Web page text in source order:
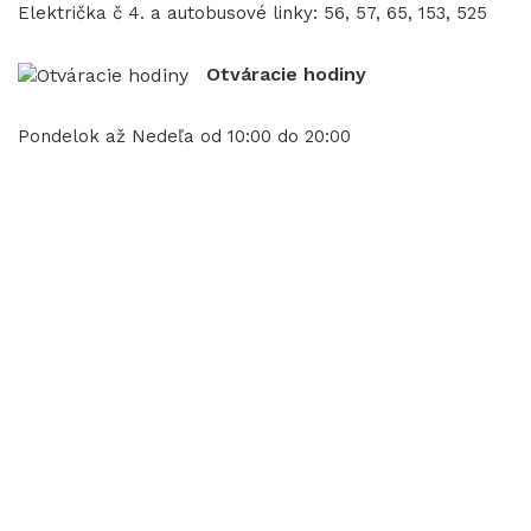
Električka č 4. a autobusové linky: 56, 57, 65, 153, 525
Otváracie hodiny
Pondelok až Nedeľa od 10:00 do 20:00